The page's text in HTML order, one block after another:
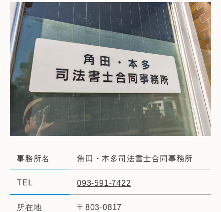
事務所名 角田・本多司法書士合同事務所
TEL 093-591-7422
所在地
〒803-0817